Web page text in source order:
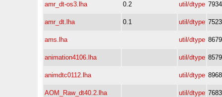
amr_dt-os3.lha 0.2 util/dtype 7934
amr_dt.lha 0.1 util/dtype 7523
ams.lha util/dtype 8679
animation4106.lha util/dtype 8579
animdtc0112.lha util/dtype 8968
AOM_Raw_dt40.2.lha util/dtype 7683